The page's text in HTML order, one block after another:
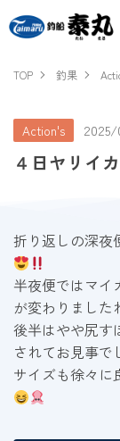
TOP 釣果
Action's
４日ヤリイ
折り返しの深夜
半夜便ではマイ
が変わりました
後半はやや尻す
されてお見事で
サイズも徐々に